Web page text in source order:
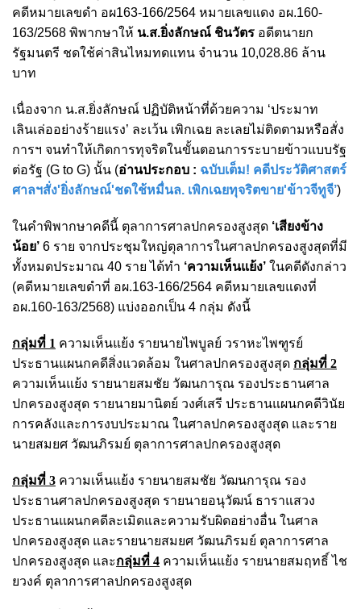
คดีหมายเลขดำ อผ163-166/2564 หมายเลขแดง อผ.160-
163/2568 พิพากษาให้ น.ส.ยิ่งลักษณ์ ชินวัตร อดีตนายก
รัฐมนตรี ชดใช้ค่าสินไหมทดแทน จำนวน 10,028.86 ล้าน
บาท
เนื่องจาก น.ส.ยิ่งลักษณ์ ปฏิบัติหน้าที่ด้วยความ ‘ประมาท
เลินเล่ออย่างร้ายแรง’ ละเว้น เพิกเฉย ละเลยไม่ติดตามหรือสั่ง
การฯ จนทำให้เกิดการทุจริตในขั้นตอนการระบายข้าวแบบรัฐ
ต่อรัฐ (G to G) นั้น (อ่านประกอบ : ฉบับเต็ม! คดีประวัติศาสตร์
ศาลฯสั่ง'ยิ่งลักษณ์'ชดใช้หมื่นล. เพิกเฉยทุจริตขาย'ข้าวจีทูจี’)
ในคำพิพากษาคดีนี้ ตุลาการศาลปกครองสูงสุด ‘เสียงข้าง
น้อย’ 6 ราย จากประชุมใหญ่ตุลาการในศาลปกครองสูงสุดที่มี
ทั้งหมดประมาณ 40 ราย ได้ทำ ‘ความเห็นแย้ง’ ในคดีดังกล่าว
(คดีหมายเลขดำที่ อผ.163-166/2564 คดีหมายเลขแดงที่
อผ.160-163/2568) แบ่งออกเป็น 4 กลุ่ม ดังนี้
กลุ่มที่ 1 ความเห็นแย้ง รายนายไพบูลย์ วราหะไพฑูรย์
ประธานแผนกคดีสิ่งแวดล้อม ในศาลปกครองสูงสุด กลุ่มที่ 2
ความเห็นแย้ง รายนายสมชัย วัฒนการุณ รองประธานศาล
ปกครองสูงสุด รายนายมานิตย์ วงศ์เสรี ประธานแผนกคดีวินัย
การคลังและการงบประมาณ ในศาลปกครองสูงสุด และราย
นายสมยศ วัฒนภิรมย์ ตุลาการศาลปกครองสูงสุด
กลุ่มที่ 3 ความเห็นแย้ง รายนายสมชัย วัฒนการุณ รอง
ประธานศาลปกครองสูงสุด รายนายอนุวัฒน์ ธาราแสวง
ประธานแผนกคดีละเมิดและความรับผิดอย่างอื่น ในศาล
ปกครองสูงสุด และรายนายสมยศ วัฒนภิรมย์ ตุลาการศาล
ปกครองสูงสุด และกลุ่มที่ 4 ความเห็นแย้ง รายนายสมฤทธิ์ ไช
ยวงค์ ตุลาการศาลปกครองสูงสุด